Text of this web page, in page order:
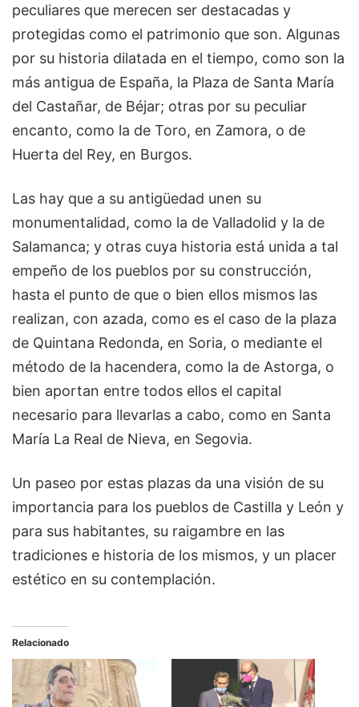
peculiares que merecen ser destacadas y
protegidas como el patrimonio que son. Algunas
por su historia dilatada en el tiempo, como son la
más antigua de España, la Plaza de Santa María
del Castañar, de Béjar; otras por su peculiar
encanto, como la de Toro, en Zamora, o de
Huerta del Rey, en Burgos.
Las hay que a su antigüedad unen su
monumentalidad, como la de Valladolid y la de
Salamanca; y otras cuya historia está unida a tal
empeño de los pueblos por su construcción,
hasta el punto de que o bien ellos mismos las
realizan, con azada, como es el caso de la plaza
de Quintana Redonda, en Soria, o mediante el
método de la hacendera, como la de Astorga, o
bien aportan entre todos ellos el capital
necesario para llevarlas a cabo, como en Santa
María La Real de Nieva, en Segovia.
Un paseo por estas plazas da una visión de su
importancia para los pueblos de Castilla y León y
para sus habitantes, su raigambre en las
tradiciones e historia de los mismos, y un placer
estético en su contemplación.
Relacionado